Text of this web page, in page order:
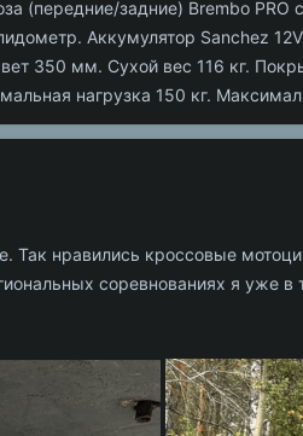
(передние/задние) Brembo
Аккумулятор Sanchez
350 мм. Сухой вес 116 кг.
нагрузка 150 кг.
нравились кроссовые
соревнованиях я уже